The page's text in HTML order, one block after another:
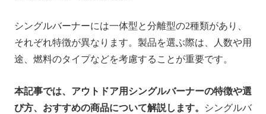
に！
アウトドア用シングルバーナーに関するよくある質問
シングルバーナーには一体型と分離型の2種類があり、
それぞれ特徴が異なります。製品を選ぶ際は、人数や用
途、燃料のタイプなどを考慮することが重要です。
本記事では、アウトドア用シングルバーナーの特徴や選
び方、おすすめの商品について解説します。
シングルバ